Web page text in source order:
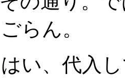
らん。
はい、代入